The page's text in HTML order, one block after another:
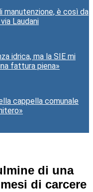
manutenzione, è così da
Laudani
idrica, ma la SIE mi
fattura piena»
cappella comunale
di una
di carcere